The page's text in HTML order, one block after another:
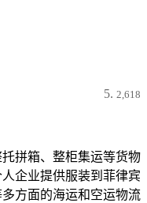
2,618
拼箱、整柜集运等货物
企业提供服装到菲律宾
方面的海运和空运物流